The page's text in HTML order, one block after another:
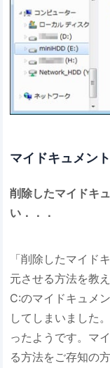
マイドキュメン
削除したマイドキ
い．．．
「削除したマイド
元させる方法を教
C:のマイドキュメ
してしまいました
ったようです。マ
る方法をご存知の